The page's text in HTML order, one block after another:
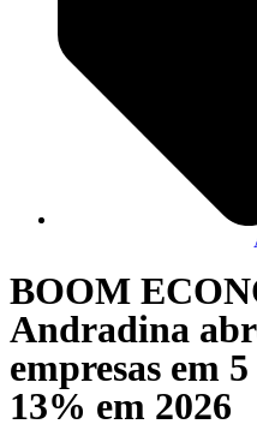
BOOM
Andradina
empresas em
13% em 2026